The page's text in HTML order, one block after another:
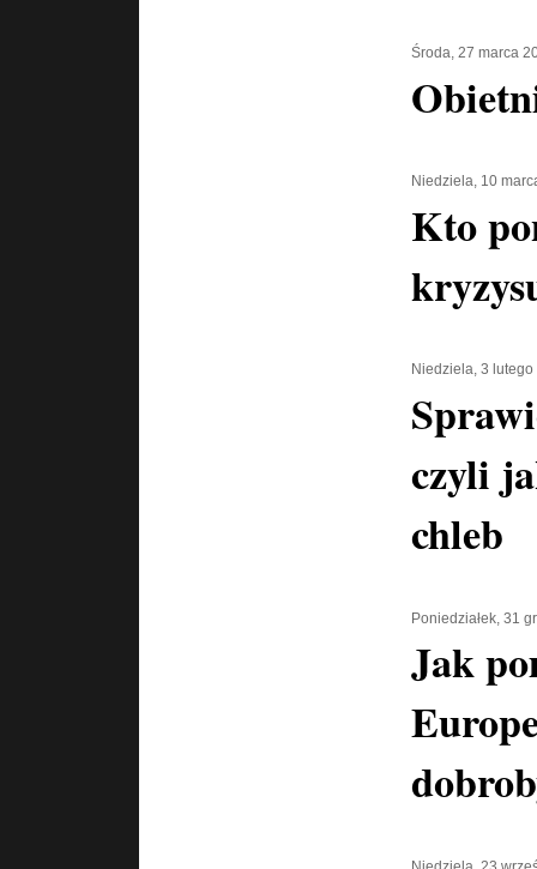
Środa, 27 marca
Niedziela, 10
Kto
Niedziela, 3
czyli
chleb
Poniedziałek, 31
Jak